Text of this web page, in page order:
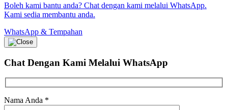
Boleh kami bantu anda? Chat dengan kami melalui WhatsApp.
Kami sedia membantu anda.
WhatsApp & Tempahan
Chat Dengan Kami Melalui WhatsApp
Nama Anda *